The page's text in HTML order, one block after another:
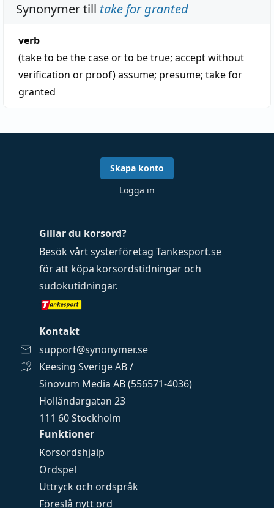
Synonymer till take for granted
verb
(take to be the case or to be true; accept without
verification or proof)assume; presume; take for
granted
Funktioner
Korsordshjälp
Ordspel
Uttryck och ordspråk
Föreslå nytt ord
Gillar du korsord?
Besök vårt systerföretag Tankesport.se
för att köpa korsordstidningar och
sudokutidningar.
Kontakt
support@synonymer.se
Keesing Sverige AB /
Sinovum Media AB (556571-4036)
Holländargatan 23
111 60 Stockholm
Skapa konto
Logga in